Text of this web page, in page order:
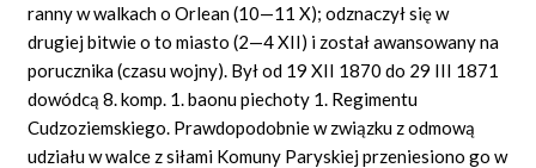
ranny w walkach o Orlean (10—11 X); odznaczył się w
drugiej bitwie o to miasto (2—4 XII) i został awansowany na
porucznika (czasu wojny). Był od 19 XII 1870 do 29 III 1871
dowódcą 8. komp. 1. baonu piechoty 1. Regimentu
Cudzoziemskiego. Prawdopodobnie w związku z odmową
udziału w walce z siłami Komuny Paryskiej przeniesiono go w